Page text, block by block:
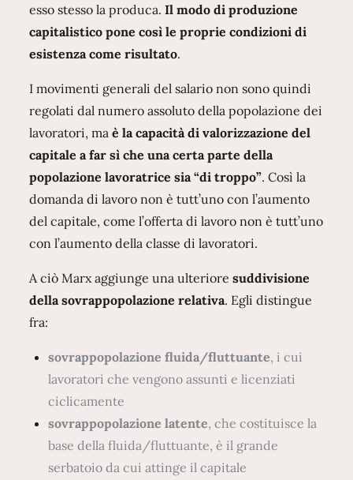
esso stesso la produca.Il modo di produzione
capitalistico pone così le proprie condizioni di
esistenza come risultato.
I movimenti generali del salario non sono quindi
regolati dal numero assoluto della popolazione dei
lavoratori, maè la capacità di valorizzazione del
capitale a far sì che una certa parte della
popolazione lavoratrice sia “di troppo”. Così la
domanda di lavoro non è tutt’uno con l’aumento
del capitale, come l’offerta di lavoro non è tutt’uno
con l’aumento della classe di lavoratori.
A ciò Marx aggiunge una ulterioresuddivisione
della sovrappopolazione relativa. Egli distingue
fra:
sovrappopolazione fluida/fluttuante, i cui
lavoratori che vengono assunti e licenziati
ciclicamente
sovrappopolazione latente, che costituisce la
base della fluida/fluttuante, è il grande
serbatoio da cui attinge il capitale